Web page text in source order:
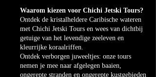
Waarom kiezen voor Chichi Jetski Tours?
Ontdek de kristalheldere Caribische wateren
met Chichi Jetski Tours en wees van dichtbij
getuige van het levendige zeeleven en
kleurrijke koraalriffen.
Ontdek verborgen juweeltjes: onze tours
nemen je mee naar afgelegen baaien,
ongerepte stranden en ongerepte kustgebieden